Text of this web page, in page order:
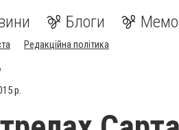
Блоги
Редакційна політика
р.